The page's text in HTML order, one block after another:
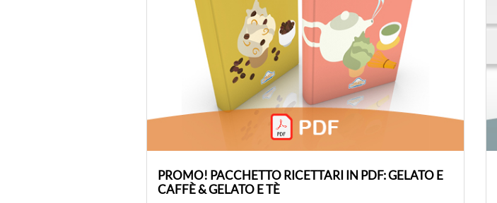
PROMO! PACCHETTO RICETTARI IN PDF: GELATO E
CAFFÈ & GELATO E TÈ